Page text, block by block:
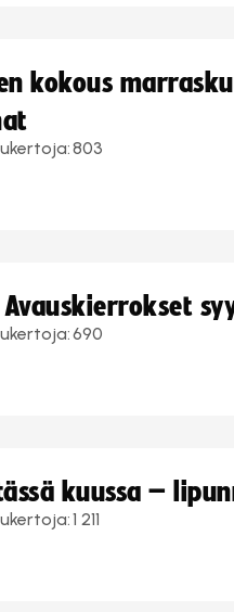
kokous
803
690
kuussa –
1 211